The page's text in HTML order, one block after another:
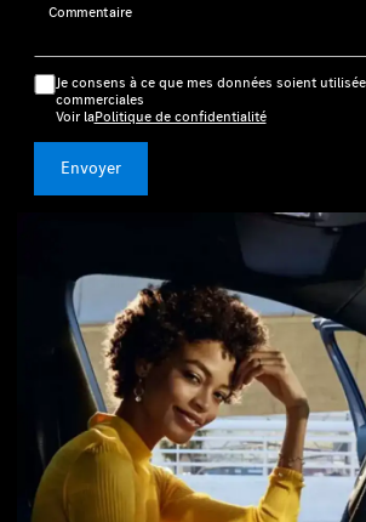
Commentaire
Je consens à ce que mes données soient
commerciales
Voir laPolitique de confidentialité
Envoyer